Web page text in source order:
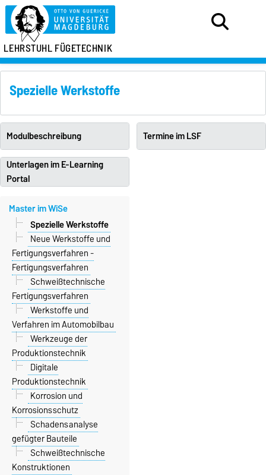
LEHRSTUHL FÜGETECHNIK
Spezielle Werkstoffe
Modulbeschreibung
Termine im LSF
Unterlagen im E-Learning
Portal
Master im WiSe
Spezielle Werkstoffe
Neue Werkstoffe und
Fertigungsverfahren -
Fertigungsverfahren
Schweißtechnische
Fertigungsverfahren
Werkstoffe und
Verfahren im Automobilbau
Werkzeuge der
Produktionstechnik
Digitale
Produktionstechnik
Korrosion und
Korrosionsschutz
Schadensanalyse
gefügter Bauteile
Schweißtechnische
Konstruktionen